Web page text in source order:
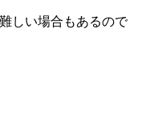
しい場合もあるので